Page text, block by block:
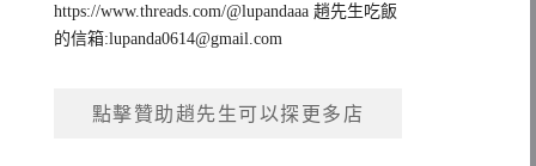
https://www.threads.com/@lupandaaa 趙先生吃飯
的信箱:lupanda0614@gmail.com
點擊贊助趙先生可以探更多店